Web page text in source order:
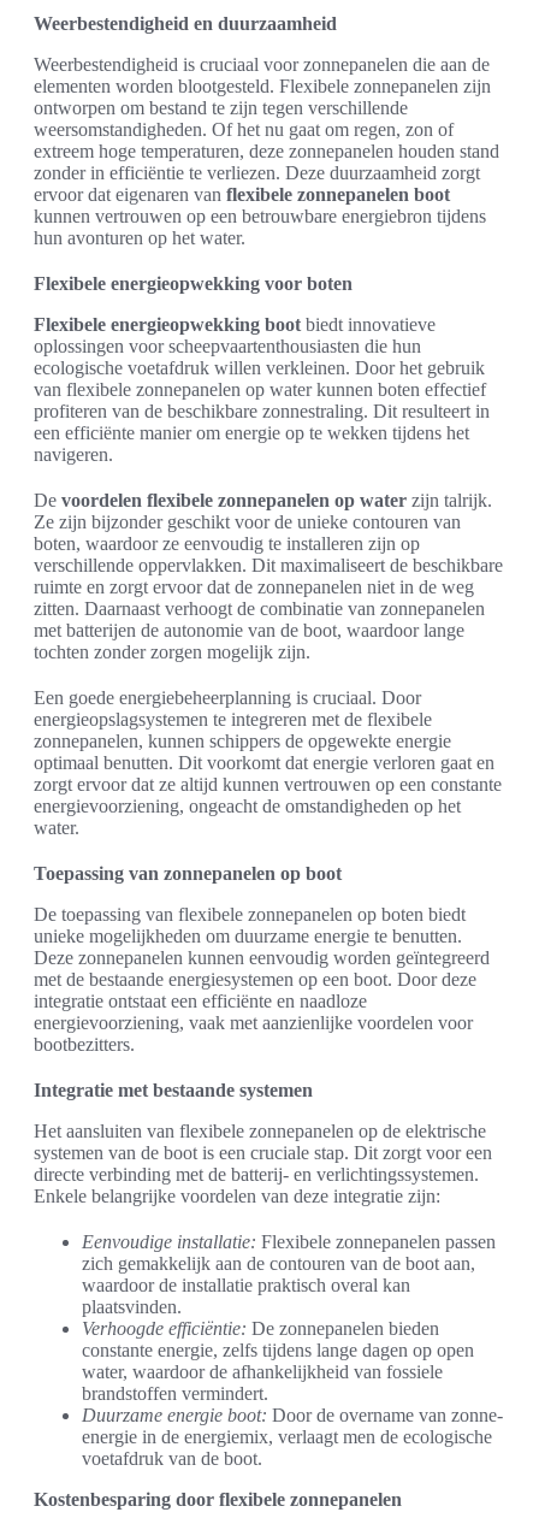
Weerbestendigheid en duurzaamheid
Weerbestendigheid is cruciaal voor zonnepanelen die aan de
elementen worden blootgesteld. Flexibele zonnepanelen zijn
ontworpen om bestand te zijn tegen verschillende
weersomstandigheden. Of het nu gaat om regen, zon of
extreem hoge temperaturen, deze zonnepanelen houden stand
zonder in efficiëntie te verliezen. Deze duurzaamheid zorgt
ervoor dat eigenaren van flexibele zonnepanelen boot
kunnen vertrouwen op een betrouwbare energiebron tijdens
hun avonturen op het water.
Flexibele energieopwekking voor boten
Flexibele energieopwekking boot biedt innovatieve
oplossingen voor scheepvaartenthousiasten die hun
ecologische voetafdruk willen verkleinen. Door het gebruik
van flexibele zonnepanelen op water kunnen boten effectief
profiteren van de beschikbare zonnestraling. Dit resulteert in
een efficiënte manier om energie op te wekken tijdens het
navigeren.
De voordelen flexibele zonnepanelen op water zijn talrijk.
Ze zijn bijzonder geschikt voor de unieke contouren van
boten, waardoor ze eenvoudig te installeren zijn op
verschillende oppervlakken. Dit maximaliseert de beschikbare
ruimte en zorgt ervoor dat de zonnepanelen niet in de weg
zitten. Daarnaast verhoogt de combinatie van zonnepanelen
met batterijen de autonomie van de boot, waardoor lange
tochten zonder zorgen mogelijk zijn.
Een goede energiebeheerplanning is cruciaal. Door
energieopslagsystemen te integreren met de flexibele
zonnepanelen, kunnen schippers de opgewekte energie
optimaal benutten. Dit voorkomt dat energie verloren gaat en
zorgt ervoor dat ze altijd kunnen vertrouwen op een constante
energievoorziening, ongeacht de omstandigheden op het
water.
Toepassing van zonnepanelen op boot
De toepassing van flexibele zonnepanelen op boten biedt
unieke mogelijkheden om duurzame energie te benutten.
Deze zonnepanelen kunnen eenvoudig worden geïntegreerd
met de bestaande energiesystemen op een boot. Door deze
integratie ontstaat een efficiënte en naadloze
energievoorziening, vaak met aanzienlijke voordelen voor
bootbezitters.
Integratie met bestaande systemen
Het aansluiten van flexibele zonnepanelen op de elektrische
systemen van de boot is een cruciale stap. Dit zorgt voor een
directe verbinding met de batterij- en verlichtingssystemen.
Enkele belangrijke voordelen van deze integratie zijn:
Eenvoudige installatie: Flexibele zonnepanelen passen
zich gemakkelijk aan de contouren van de boot aan,
waardoor de installatie praktisch overal kan
plaatsvinden.
Verhoogde efficiëntie: De zonnepanelen bieden
constante energie, zelfs tijdens lange dagen op open
water, waardoor de afhankelijkheid van fossiele
brandstoffen vermindert.
Duurzame energie boot: Door de overname van zonne-
energie in de energiemix, verlaagt men de ecologische
voetafdruk van de boot.
Kostenbesparing door flexibele zonnepanelen